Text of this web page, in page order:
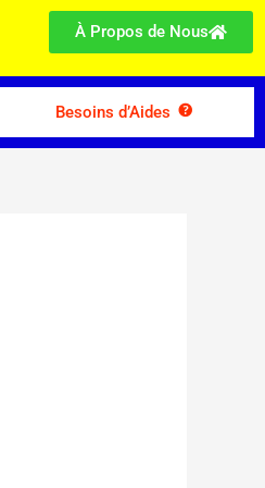
À Propos de Nous
Besoins d’Aides